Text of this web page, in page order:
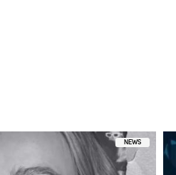
NEWS